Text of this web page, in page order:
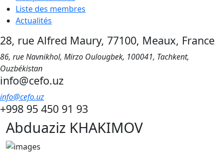
Liste des membres
Actualités
28, rue Alfred Maury, 77100, Meaux, France
86, rue Navnikhol, Mirzo Oulougbek, 100041, Tachkent,
Ouzbékistan
info@cefo.uz
info@cefo.uz
+998 95 450 91 93
Abduaziz KHAKIMOV